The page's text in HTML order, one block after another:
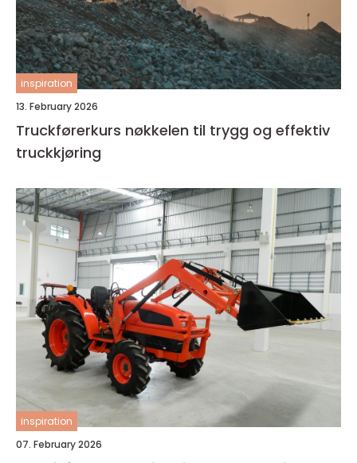
inspiration
13. February 2026
Truckførerkurs nøkkelen til trygg og effektiv
truckkjøring
inspiration
07. February 2026